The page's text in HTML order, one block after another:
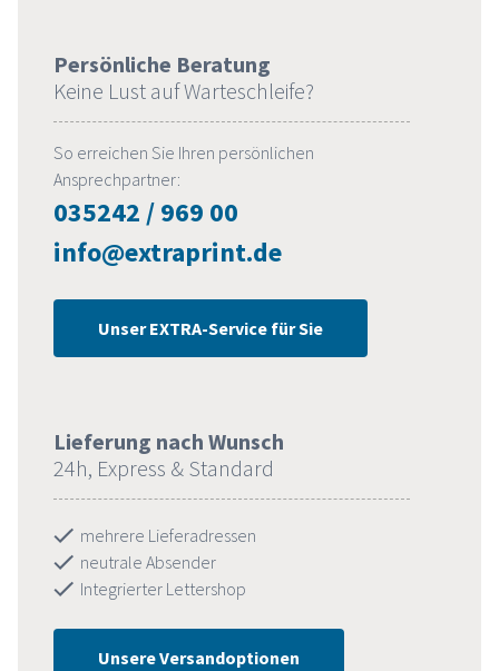
Persönliche Beratung
Keine Lust auf Warteschleife?
So erreichen Sie Ihren persönlichen
Ansprechpartner:
035242 / 969 00
info@extraprint.de
Unser EXTRA-Service für Sie
Lieferung nach Wunsch
24h, Express & Standard
mehrere Lieferadressen
neutrale Absender
Integrierter Lettershop
Unsere Versandoptionen